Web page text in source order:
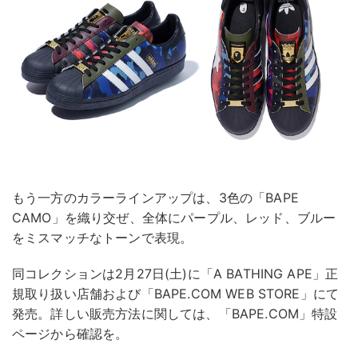
もう一方のカラーラインアップは、3色の「BAPE
CAMO」を織り交ぜ、全体にパープル、レッド、ブルー
をミスマッチなトーンで表現。
同コレクションは2月27日(土)に「A BATHING APE」正
規取り扱い店舗および「BAPE.COM WEB STORE」にて
発売。詳しい販売方法に関しては、「BAPE.COM」特設
ページから確認を。